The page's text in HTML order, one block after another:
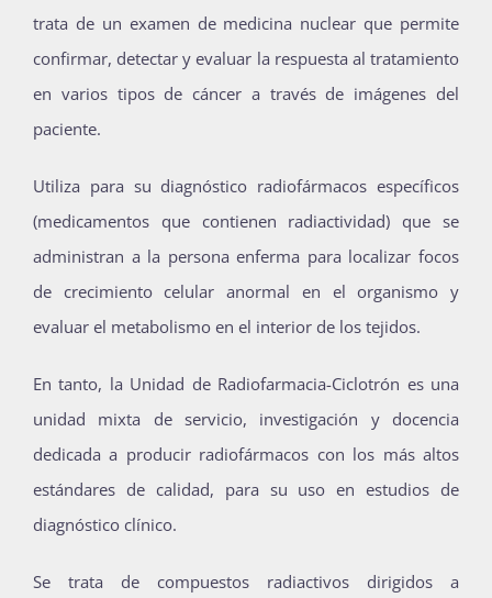
trata de un examen de medicina nuclear que permite
confirmar, detectar y evaluar la respuesta al tratamiento
en varios tipos de cáncer a través de imágenes del
paciente.
Utiliza para su diagnóstico radiofármacos específicos
(medicamentos que contienen radiactividad) que se
administran a la persona enferma para localizar focos
de crecimiento celular anormal en el organismo y
evaluar el metabolismo en el interior de los tejidos.
En tanto, la Unidad de Radiofarmacia-Ciclotrón es una
unidad mixta de servicio, investigación y docencia
dedicada a producir radiofármacos con los más altos
estándares de calidad, para su uso en estudios de
diagnóstico clínico.
Se trata de compuestos radiactivos dirigidos a